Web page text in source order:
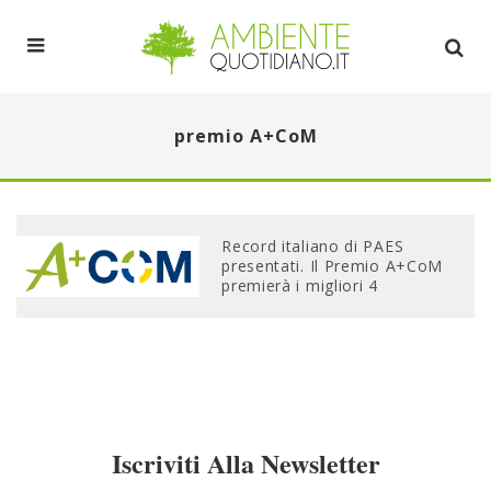
premio A+CoM
Record italiano di PAES
presentati. Il Premio A+CoM
premierà i migliori 4
Iscriviti Alla Newsletter